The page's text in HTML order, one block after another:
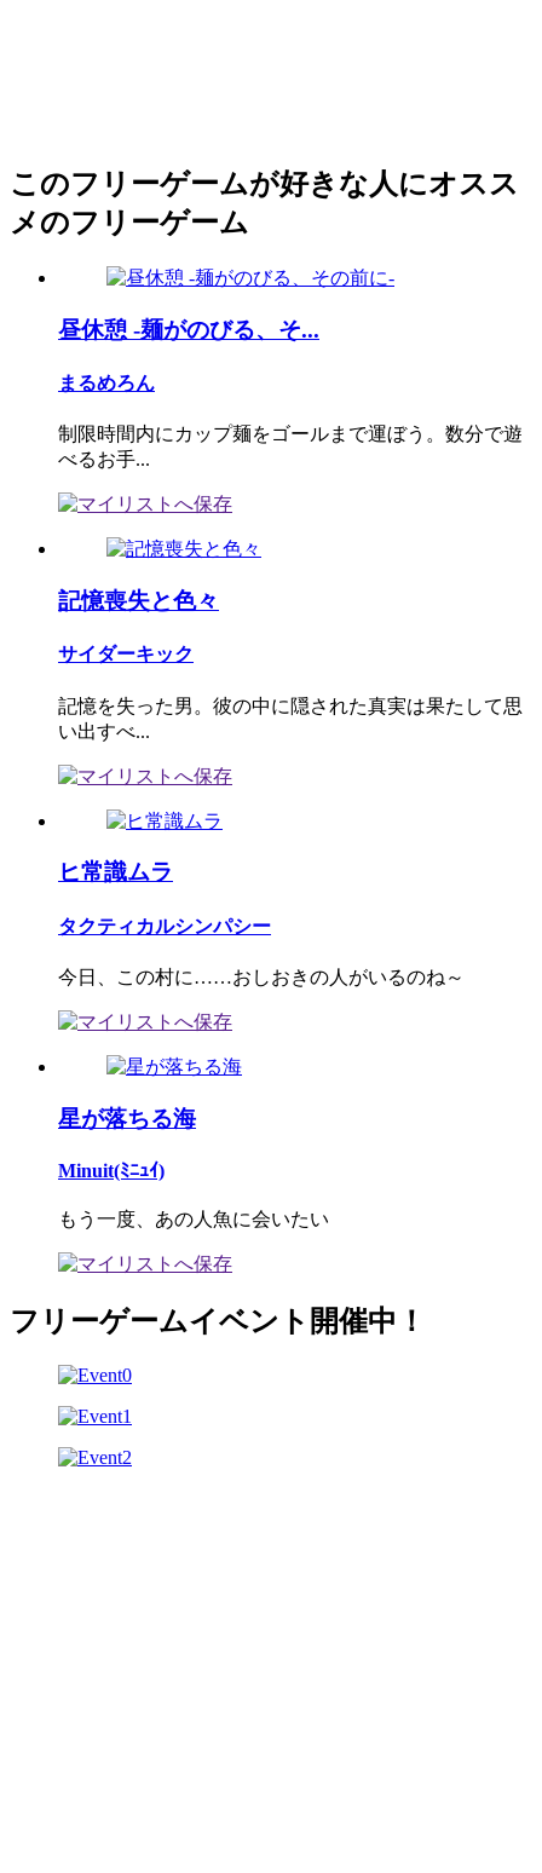
このフリーゲームが好きな人にオスス
メのフリーゲーム
昼休憩 -麺がのびる、そ...
まるめろん
制限時間内にカップ麺をゴールまで運ぼう。数分で遊
べるお手...
記憶喪失と色々
サイダーキック
記憶を失った男。彼の中に隠された真実は果たして思
い出すべ...
ヒ常識ムラ
タクティカルシンパシー
今日、この村に……おしおきの人がいるのね～
星が落ちる海
Minuit(ﾐﾆｭｲ)
もう一度、あの人魚に会いたい
フリーゲームイベント開催中！